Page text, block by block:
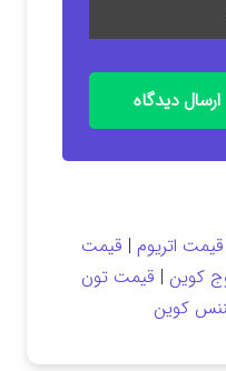
ارسال دیدگاه
قیمت اتریوم | قیمت
کوین | قیمت تون
کوین